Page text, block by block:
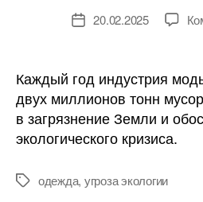
Дата20.02.2025
Каждый год индустрия
двух миллионов тонн
в загрязнение Земли и
экологического кризиса.
Меткиодежда, угроза экологии